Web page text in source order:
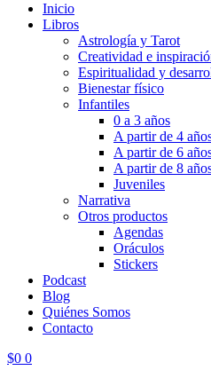
Inicio
Libros
Astrología y Tarot
Creatividad e
Espiritualidad y
Bienestar físico
Infantiles
0 a 3 años
A partir de 4
A partir de 6
A partir de 8
Juveniles
Narrativa
Otros productos
Agendas
Oráculos
Stickers
Podcast
Blog
Quiénes Somos
Contacto
$0 0